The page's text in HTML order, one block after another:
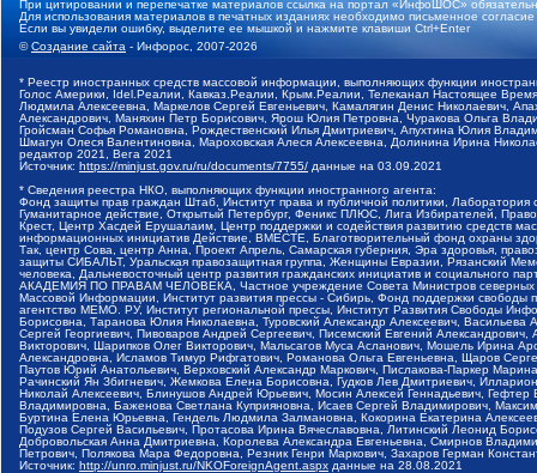
При цитировании и перепечатке материалов ссылка на портал «ИнфоШОС»
Для использования материалов в печатных изданиях необходимо письменное
Если вы увидели ошибку, выделите ее мышкой и нажмите клавиши Ctrl+Enter
©Создание сайта - Инфорос, 2007-2026
* Реестр иностранных средств массовой информации, выполняющих функции
Голос Америки, Idel.Реалии, Кавказ.Реалии, Крым.Реалии, Телеканал Настоящее
Людмила Алексеевна, Маркелов Сергей Евгеньевич, Камалягин Денис Николаевич,
Александрович, Маняхин Петр Борисович, Ярош Юлия Петровна, Чуракова Ольга
Гройсман Софья Романовна, Рождественский Илья Дмитриевич, Апухтина Юлия
Шмагун Олеся Валентиновна, Мароховская Алеся Алексеевна, Долинина Ирина
редактор 2021, Вега 2021
Источник: https://minjust.gov.ru/ru/documents/7755/ данные на 03.09.2021
* Сведения реестра НКО, выполняющих функции иностранного агента:
Фонд защиты прав граждан Штаб, Институт права и публичной политики,
Гуманитарное действие, Открытый Петербург, Феникс ПЛЮС, Лига Избирателей,
Крест, Центр Хасдей Ерушалаим, Центр поддержки и содействия развитию средств
информационных инициатив Действие, ВМЕСТЕ, Благотворительный фонд охраны
Так, центр Сова, центр Анна, Проект Апрель, Самарская губерния, Эра здоровья,
защиты СИБАЛЬТ, Уральская правозащитная группа, Женщины Евразии, Рязанский
человека, Дальневосточный центр развития гражданских инициатив и социального
АКАДЕМИЯ ПО ПРАВАМ ЧЕЛОВЕКА, Частное учреждение Совета Министров северных
Массовой Информации, Институт развития прессы - Сибирь, Фонд поддержки
агентство МЕМО. РУ, Институт региональной прессы, Институт Развития Свободы
Борисовна, Таранова Юлия Николаевна, Туровский Александр Алексеевич,
Сергей Георгиевич, Пивоваров Андрей Сергеевич, Писемский Евгений
Викторович, Шарипков Олег Викторович, Мальсагов Муса Асланович, Мошель Ирина
Александровна, Исламов Тимур Рифгатович, Романова Ольга Евгеньевна, Щаров
Паутов Юрий Анатольевич, Верховский Александр Маркович, Пислакова-Паркер
Рачинский Ян Збигневич, Жемкова Елена Борисовна, Гудков Лев Дмитриевич,
Николай Алексеевич, Блинушов Андрей Юрьевич, Мосин Алексей Геннадьевич,
Владимировна, Баженова Светлана Куприяновна, Исаев Сергей Владимирович,
Буртина Елена Юрьевна, Гендель Людмила Залмановна, Кокорина Екатерина
Подузов Сергей Васильевич, Протасова Ирина Вячеславовна, Литинский Леонид
Добровольская Анна Дмитриевна, Королева Александра Евгеньевна, Смирнов
Петрович, Полякова Мара Федоровна, Резник Генри Маркович, Захаров Герман
Источник: http://unro.minjust.ru/NKOForeignAgent.aspx данные на 28.08.2021